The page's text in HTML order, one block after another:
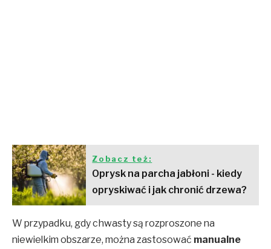
Zobacz też:
Oprysk na parcha jabłoni - kiedy
opryskiwać i jak chronić drzewa?
W przypadku, gdy chwasty są rozproszone na
niewielkim obszarze, można zastosować manualne